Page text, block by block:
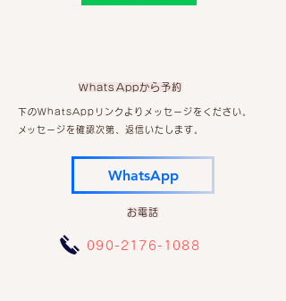
WhatsAppから予約
下のWhatsAppリンクよりメッセージをください。
​メッセージを確認次第、返信いたします。
WhatsApp
お電話
090-2176-1088